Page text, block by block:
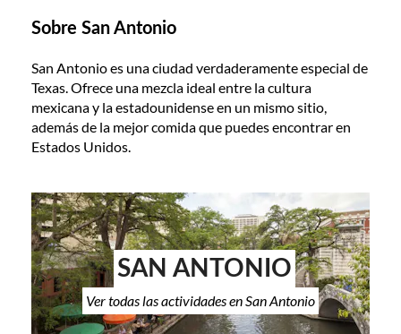
Sobre San Antonio
San Antonio es una ciudad verdaderamente especial de
Texas. Ofrece una mezcla ideal entre la cultura
mexicana y la estadounidense en un mismo sitio,
además de la mejor comida que puedes encontrar en
Estados Unidos.
SAN ANTONIO
Ver todas las actividades en San Antonio